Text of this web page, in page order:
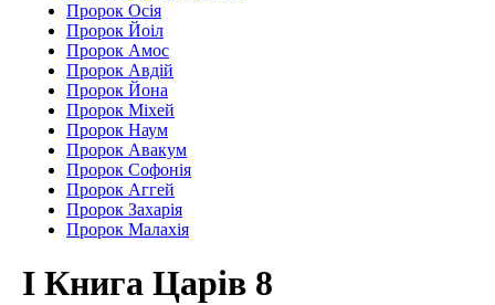
Пророк Осія
Пророк Йоіл
Пророк Амос
Пророк Авдій
Пророк Йона
Пророк Міхей
Пророк Наум
Пророк Авакум
Пророк Софонія
Пророк Аггей
Пророк Захарія
Пророк Малахія
І Книга Царів 8